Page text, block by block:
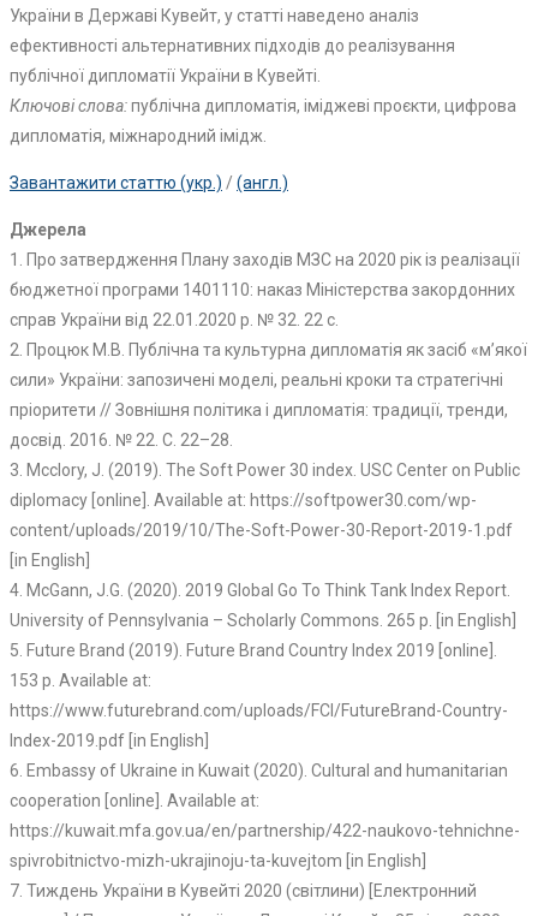
України в Державі Кувейт, у статті наведено аналіз
ефективності альтернативних підходів до реалізування
публічної дипломатії України в Кувейті.
Ключові слова:публічна дипломатія, іміджеві проєкти, цифрова
дипломатія, міжнародний імідж.
Завантажити статтю (укр.) /(англ.)
Джерела
1. Про затвердження Плану заходів МЗС на 2020 рік із реалізації
бюджетної програми 1401110: наказ Міністерства закордонних
справ України від 22.01.2020 р. № 32. 22 с.
2. Процюк М.В. Публічна та культурна дипломатія як засіб «м’якої
сили» України: запозичені моделі, реальні кроки та стратегічні
пріоритети // Зовнішня політика і дипломатія: традиції, тренди,
досвід. 2016. № 22. С. 22–28.
3. Mcclory, J. (2019). The Soft Power 30 index. USC Center on Public
diplomacy [online]. Available at: https://softpower30.com/wp-
content/uploads/2019/10/The-Soft-Power-30-Report-2019-1.pdf
[in English]
4. McGann, J.G. (2020). 2019 Global Go To Think Tank Index Report.
University of Pennsylvania – Scholarly Commons. 265 p. [in English]
5. Future Brand (2019). Future Brand Country Index 2019 [online].
153 p. Available at:
https://www.futurebrand.com/uploads/FCI/FutureBrand-Country-
Index-2019.pdf [in English]
6. Embassy of Ukraine in Kuwait (2020). Cultural and humanitarian
cooperation [online]. Available at:
https://kuwait.mfa.gov.ua/en/partnership/422-naukovo-tehnichne-
spivrobitnictvo-mizh-ukrajinoju-ta-kuvejtom [in English]
7. Тиждень України в Кувейті 2020 (світлини) [Електронний